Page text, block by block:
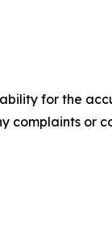
for the
complaints or